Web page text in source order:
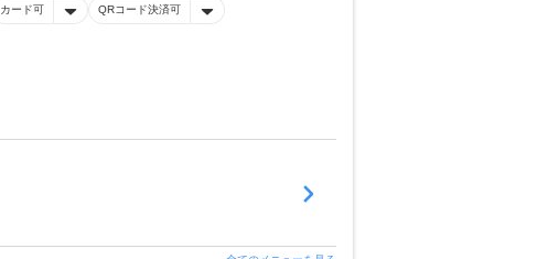
カード可 QRコード決済可